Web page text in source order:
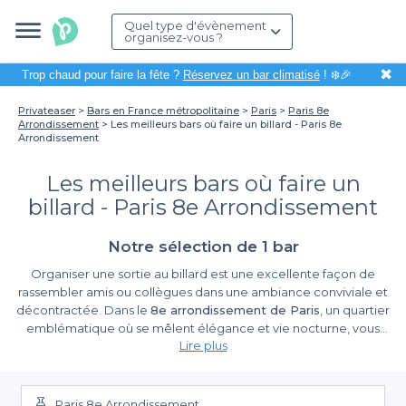
Quel type d'évènement
organisez-vous ?
Trop chaud pour faire la fête ? Réservez un bar climatisé! ❄️🎉 ✖
Privateaser Bars en France métropolitaine Paris
Paris 8e
Arrondissement
Les meilleurs bars où faire un billard - Paris 8e
Arrondissement
Les meilleurs bars où faire un
billard - Paris 8e Arrondissement
Notre sélection de 1 bar
Organiser une sortie au billard est une excellente façon de
rassembler amis ou collègues dans une ambiance conviviale et
décontractée. Dans le 8e arrondissement de Paris , un quartier
emblématique où se mêlent élégance et vie nocturne, vous
pourrez découvrir des bars qui offrent non seulement un espace
une bonne humeur partagée. Que ce soit pour une soirée
animée après le travail ou pour un rendez-vous informel, le
Easy Booking with Privateaser
Lire plus